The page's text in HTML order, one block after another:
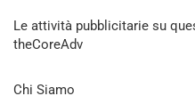
Le attività pubblicitarie su
theCoreAdv
Chi Siamo